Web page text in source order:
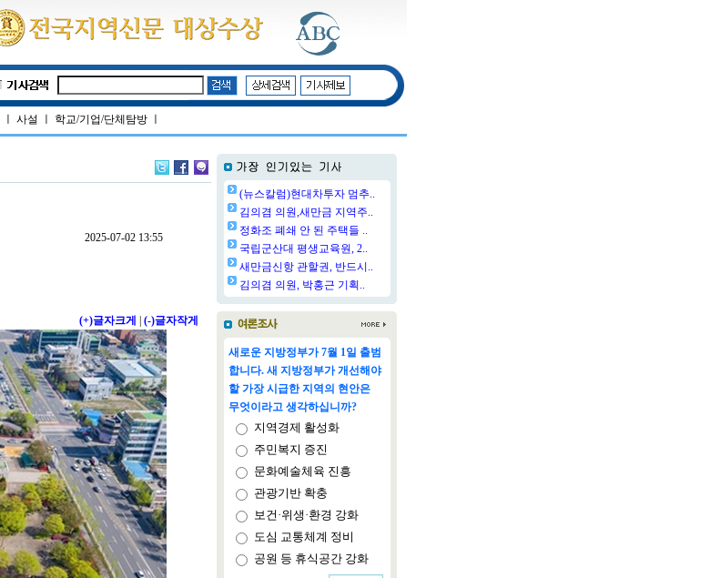
사설 학교/기업/단체탐방
2025-07-02 13:55
(+)글자크게 (-)글자작게
(뉴스칼럼)현대차투자 멈추..
김의겸 의원,새만금 지역주..
정화조 폐쇄 안 된 주택들 ..
국립군산대 평생교육원, 2..
새만금신항 관할권, 반드시..
김의겸 의원, 박홍근 기획..
새로운 지방정부가 7월 1일 출범
합니다. 새 지방정부가 개선해야
할 가장 시급한 지역의 현안은
무엇이라고 생각하십니까?
지역경제 활성화
주민복지 증진
문화예술체육 진흥
관광기반 확충
보건·위생·환경 강화
도심 교통체계 정비
공원 등 휴식공간 강화